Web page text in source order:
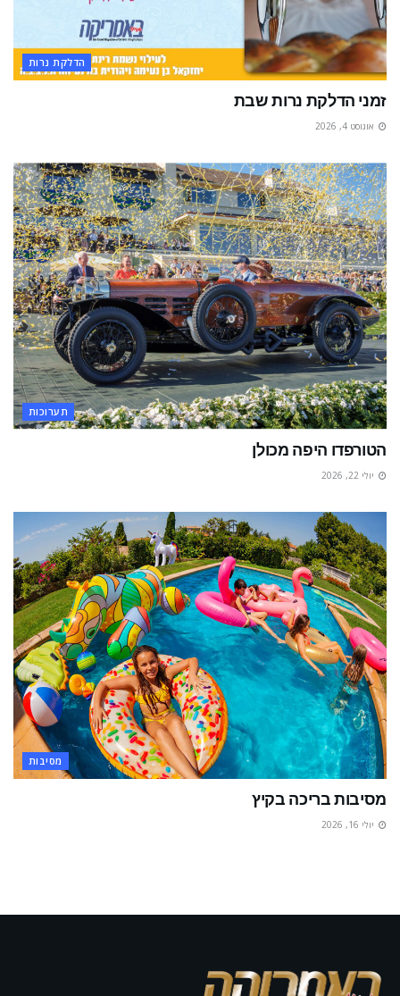
הדלקת נרות
זמני הדלקת נרות שבת
אוגוסט 4, 2026
תערוכות
הטורפדו היפה מכולן
יולי 22, 2026
מסיבות
מסיבות בריכה בקיץ
יולי 16, 2026